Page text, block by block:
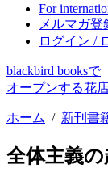
For
メルマガ登
ログイン /
blackbird booksで
オープンする花
ホーム / 新刊書
全体主義の